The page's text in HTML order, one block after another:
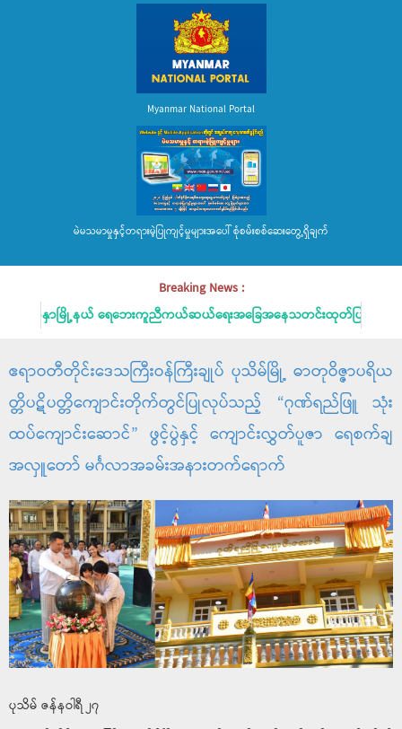
Myanmar National Portal
မဲမသမာမှုနှင့်တရားမဲ့ပြုကျင့်မှုများအပေါ် စုံစမ်းစစ်ဆေးတွေ့ရှိချက်
Breaking News :
က်နှာမြို့နယ် ရေဘေးကူညီကယ်ဆယ်ရေးအခြေအနေသတင်းထုတ်ပြန်ခြင်း
ဧရာဝတီတိုင်းဒေသကြီးဝန်ကြီးချုပ် ပုသိမ်မြို့ ဓာတုဝိဇ္ဇာပရိယ
တ္တိပဋိပတ္တိကျောင်းတိုက်တွင်ပြုလုပ်သည့် “ဂုဏ်ရည်ဖြူ သုံး
ထပ်ကျောင်းဆောင်” ဖွင့်ပွဲနှင့် ကျောင်းလွှတ်ပူဇာ ရေစက်ချ
အလှူတော် မင်္ဂလာအခမ်းအနားတက်ရောက်
ပုသိမ် ဇန်နဝါရီ ၂၇